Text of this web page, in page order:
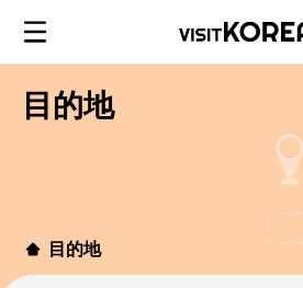
目的地
目的地